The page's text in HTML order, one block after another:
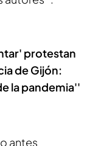
protestan
de Gijón:
la pandemia''
antes